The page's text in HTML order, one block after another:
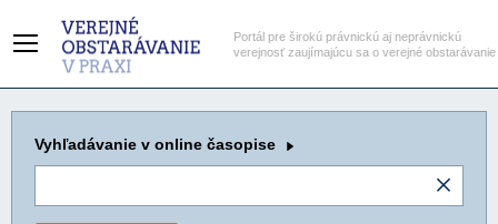
Portál pre širokú právnickú aj neprávnickú
verejnosť zaujímajúcu sa o verejné obstarávanie
Vyhľadávanie v online časopise